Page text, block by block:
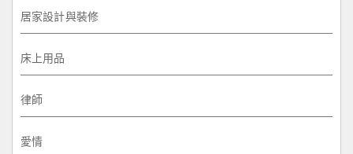
居家設計與裝修
床上用品
律師
愛情